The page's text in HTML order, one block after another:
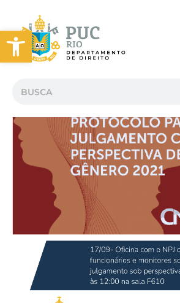
Abrir a barra de ferramentas